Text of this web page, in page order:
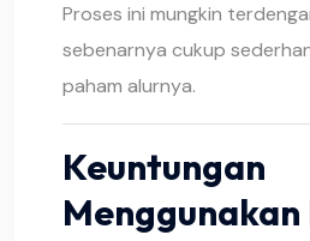
Proses ini mungkin
sebenarnya cukup
paham alurnya.
Keuntungan